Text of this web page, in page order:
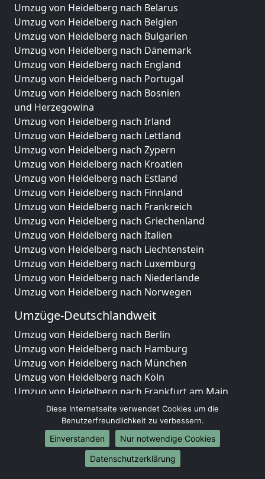
Umzug von Heidelberg nach Belarus
Umzug von Heidelberg nach Belgien
Umzug von Heidelberg nach Bulgarien
Umzug von Heidelberg nach Dänemark
Umzug von Heidelberg nach England
Umzug von Heidelberg nach Portugal
Umzug von Heidelberg nach Bosnien
und Herzegowina
Umzug von Heidelberg nach Irland
Umzug von Heidelberg nach Lettland
Umzug von Heidelberg nach Zypern
Umzug von Heidelberg nach Kroatien
Umzug von Heidelberg nach Estland
Umzug von Heidelberg nach Finnland
Umzug von Heidelberg nach Frankreich
Umzug von Heidelberg nach Griechenland
Umzug von Heidelberg nach Italien
Umzug von Heidelberg nach Liechtenstein
Umzug von Heidelberg nach Luxemburg
Umzug von Heidelberg nach Niederlande
Umzug von Heidelberg nach Norwegen
Umzüge-Deutschlandweit
Umzug von Heidelberg nach Berlin
Umzug von Heidelberg nach Hamburg
Umzug von Heidelberg nach München
Umzug von Heidelberg nach Köln
Umzug von Heidelberg nach Frankfurt am Main
Umzug von Heidelberg nach Stuttgart
Umzug von Heidelberg nach Düsseldorf
Umzug von Heidelberg nach Leipzig
Umzug von Heidelberg nach Dortmund
Umzug von Heidelberg nach Essen
Diese Internetseite verwendet Cookies um die
Benutzerfreundlichkeit zu verbessern.
Einverstanden
Nur notwendige Cookies
Datenschutzerklärung